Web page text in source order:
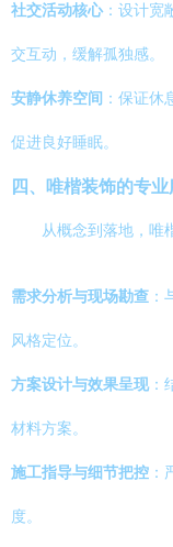
社交活动核心：设计宽
交互动，缓解孤独感。
安静休养空间 ：保证休
促进良好睡眠。
四、唯楷装饰的专
从概念到落地，唯
需求分析与现场勘查
风格定位。
方案设计与效果呈现：
材料方案。
施工指导与细节把控
度。